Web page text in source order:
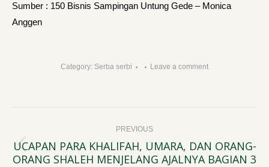
Sumber : 150 Bisnis Sampingan Untung Gede – Monica
Anggen
Category: Serba serbi Leave a comment
navigation PREVIOUS
Previous
UCAPAN PARA KHALIFAH, UMARA, DAN ORANG-
ORANG SHALEH MENJELANG AJALNYA BAGIAN 3